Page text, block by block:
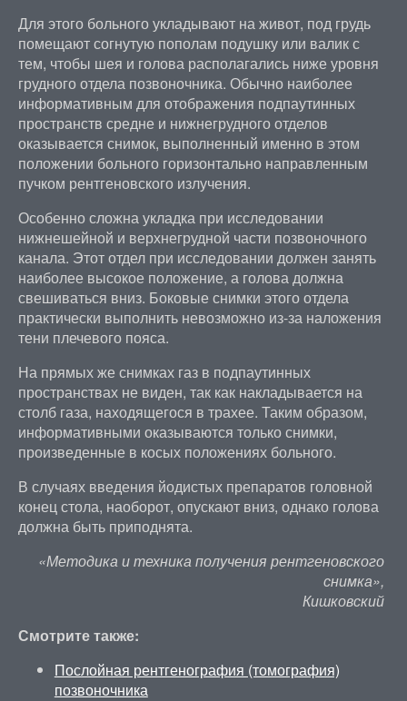
Для этого больного укладывают на живот, под грудь
помещают согнутую пополам подушку или валик с
тем, чтобы шея и голова располагались ниже уровня
грудного отдела позвоночника. Обычно наиболее
информативным для отображения подпаутинных
пространств средне и нижнегрудного отделов
оказывается снимок, выполненный именно в этом
положении больного горизонтально направленным
пучком рентгеновского излучения.
Особенно сложна укладка при исследовании
нижнешейной и верхнегрудной части позвоночного
канала. Этот отдел при исследовании должен занять
наиболее высокое положение, а голова должна
свешиваться вниз. Боковые снимки этого отдела
практически выполнить невозможно из-за наложения
тени плечевого пояса.
На прямых же снимках газ в подпаутинных
пространствах не виден, так как накладывается на
столб газа, находящегося в трахее. Таким образом,
информативными оказываются только снимки,
произведенные в косых положениях больного.
В случаях введения йодистых препаратов головной
конец стола, наоборот, опускают вниз, однако голова
должна быть приподнята.
«Методика и техника получения рентгеновского
снимка»,
Кишковский
Смотрите также:
Послойная рентгенография (томография)
позвоночника